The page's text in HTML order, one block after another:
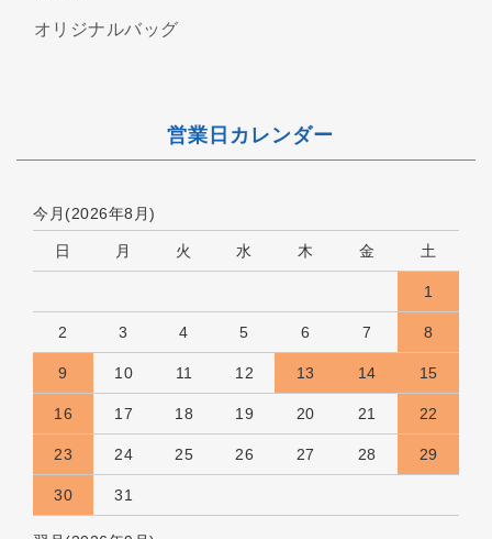
オリジナルバッグ
営業日カレンダー
今月(2026年8月)
日 月 火 水 木 金 土
1
2 3 4 5 6 7 8
9 10 11 12 13 14 15
16 17 18 19 20 21 22
23 24 25 26 27 28 29
30 31